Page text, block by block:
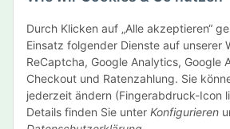
Durch Klicken auf „Alle akzeptieren“
Einsatz folgender Dienste auf unserer
ReCaptcha, Google Analytics, Google
Checkout und Ratenzahlung. Sie
jederzeit ändern (Fingerabdruck-Icon
Details finden Sie unter Konfigurieren
Informationen
Gesetzliche Informationen
Hersteller